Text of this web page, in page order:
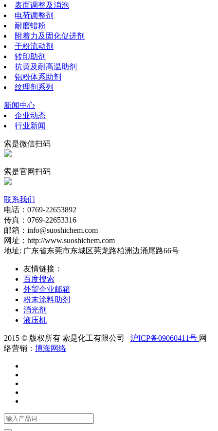
表面调整及消泡
电荷调整剂
耐磨蜡粉
附着力及固化促进剂
干粉流动剂
转印助剂
抗黄及耐高温助剂
铝粉体系助剂
纹理剂系列
新闻中心
企业动态
行业新闻
索是微信扫码
索是官网扫码
联系我们
电话：0769-22653892
传真：0769-22653316
邮箱：info@suoshichem.com
网址：http://www.suoshichem.com
地址: 广东省东莞市东城区莞龙路柏洲边涌尾路66号
友情链接：
百度搜索
外贸企业邮箱
粉末涂料助剂
消光剂
液压机
2015 © 版权所有 索是化工有限公司 沪ICP备09060411号 网
络营销： 博海网络